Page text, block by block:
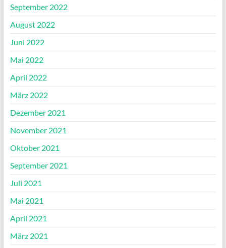
September 2022
August 2022
Juni 2022
Mai 2022
April 2022
März 2022
Dezember 2021
November 2021
Oktober 2021
September 2021
Juli 2021
Mai 2021
April 2021
März 2021